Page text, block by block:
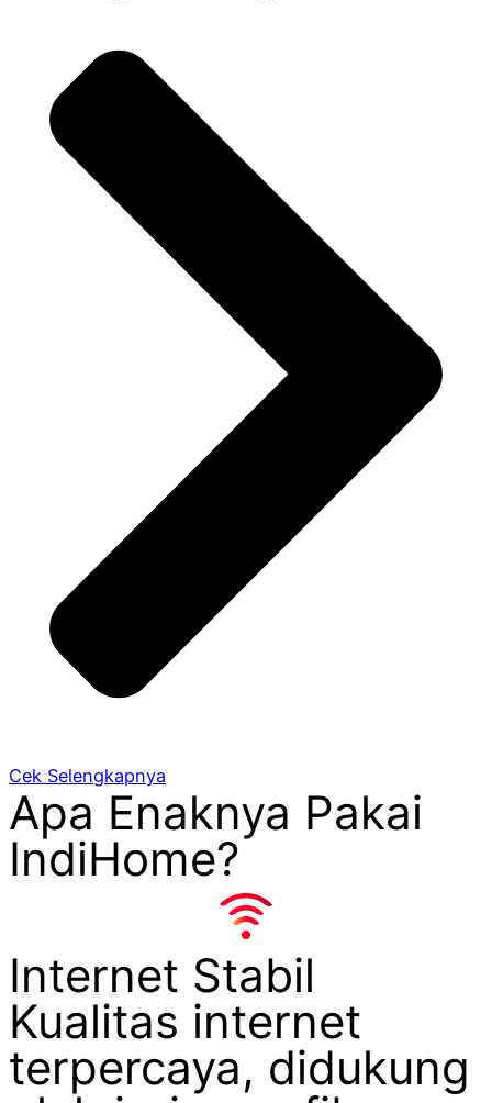
Cek Selengkapnya
Apa Enaknya Pakai
IndiHome?
Internet Stabil
Kualitas internet
terpercaya, didukung